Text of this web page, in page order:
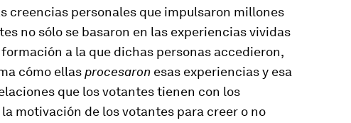
creencias personales que impulsaron millones
no sólo se basaron en las experiencias vividas
a la que dichas personas accedieron,
cómo ellas procesaron esas experiencias y esa
que los votantes tienen con los
motivación de los votantes para creer o no